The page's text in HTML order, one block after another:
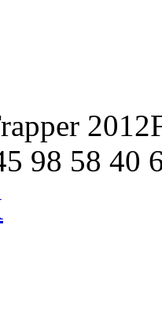
2012
98 58 40